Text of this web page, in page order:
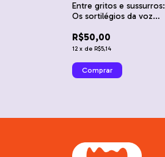
Entre gritos e sussurros:
Os sortilégios da voz
Duarte Valente e Juliana
Coli
R$50,00
12 x de R$5,14